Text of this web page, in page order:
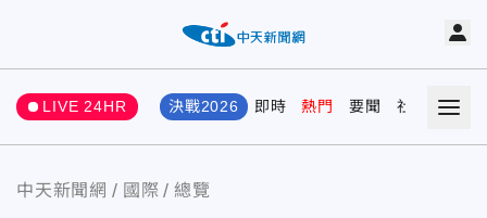
LIVE 24HR 決戰2026 即時 熱門 要聞 社會 娛樂
中天新聞網 國際 總覽